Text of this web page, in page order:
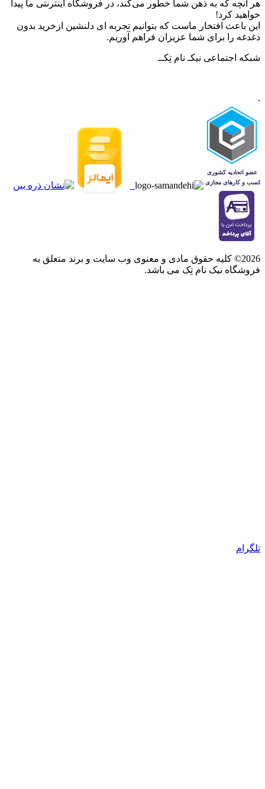
هر آنچه که به ذهن شما خطور می‌کند، در فروشگاه اینترنتی ما پیدا
خواهید کرد!
این باعث افتخار ماست که بتوانیم تجربه ای دلنشین ازخرید بدون
دغدغه را برای شما عزیزان فراهم آوریم.
شبکه‌ اجتماعی نیکـ نام تِکــ
.
2026© کلیه حقوق مادی و معنوی وب سایت و برند متعلق به
فروشگاه نیک نام تِک می باشد.
تلگرام